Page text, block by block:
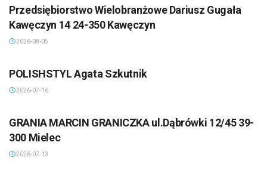
Przedsiębiorstwo Wielobranżowe Dariusz Gugała
Kawęczyn 14 24-350 Kawęczyn
2026-08-05
POLISHSTYL Agata Szkutnik
2026-07-16
GRANIA MARCIN GRANICZKA ul.Dąbrówki 12/45 39-
300 Mielec
2026-07-13